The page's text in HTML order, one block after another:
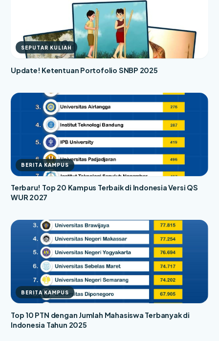
SEPUTAR KULIAH
Update! Ketentuan Portofolio SNBP 2025
BERITA KAMPUS
Terbaru! Top 20 Kampus Terbaik di Indonesia Versi QS
WUR 2027
BERITA KAMPUS
Top 10 PTN dengan Jumlah Mahasiswa Terbanyak di
Indonesia Tahun 2025